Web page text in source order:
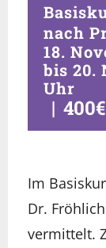
nach
18.
bis 20.
Uhr
| 400€
Im
Dr.
vermittelt.